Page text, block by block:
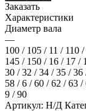
Заказать
Характеристики
Диаметр вала
—
100 / 105 / 11 / 110
145 / 150 / 16 / 17 /
30 / 32 / 34 / 35 /
58 / 6 / 60 / 62 / 63
9 / 90
Артикул: Н/Д